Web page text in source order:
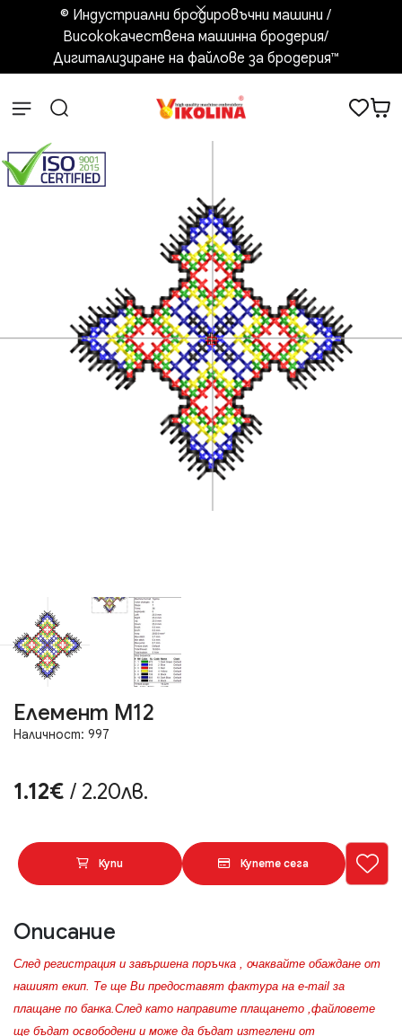
© Индустриални бродировъчни машини /
Висококачествена машинна бродерия/
Дигитализиране на файлове за бродерия™️
Елемент М12
Наличност: 997
1.12€ / 2.20лв.
Купи Купете сега
Описание
След регистрация и завършена поръчка , очаквайте обаждане от
нашият екип. Те ще Ви предоставят фактура на e-mail за
плащане по банка.След като направите плащането ,файловете
ще бъдат освободени и може да бъдат изтеглени от